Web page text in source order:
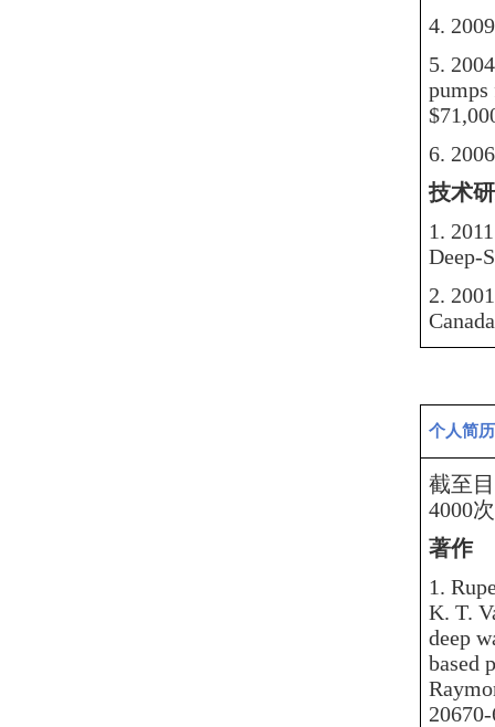
4.
5.
6.
技术
1.
Deep-
2.
个人简历
截至
4000
著作
1.
K. T.
deep
based